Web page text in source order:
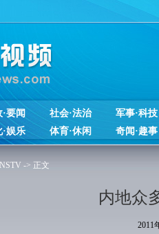
要闻 社会·法治 军事·科技
·娱乐
体育·休闲 奇闻·趣事
-> 正文
内地众
2011